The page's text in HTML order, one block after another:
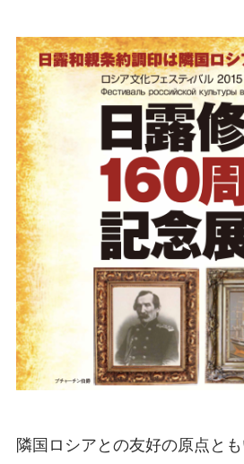
隣国ロシアとの友好の原点と